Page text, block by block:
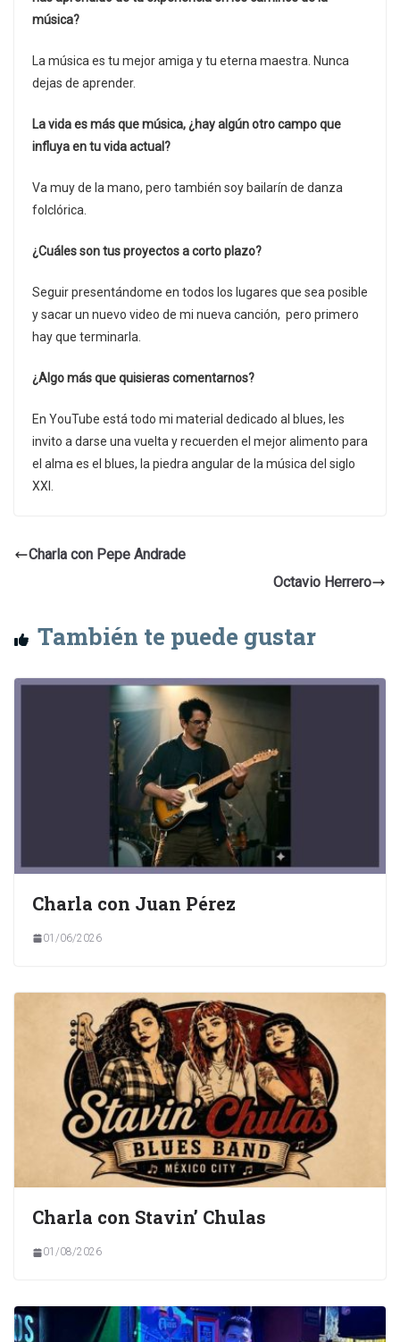
música?
La música es tu mejor amiga y tu eterna maestra. Nunca
dejas de aprender.
La vida es más que música, ¿hay algún otro campo que
influya en tu vida actual?
Va muy de la mano, pero también soy bailarín de danza
folclórica.
¿Cuáles son tus proyectos a corto plazo?
Seguir presentándome en todos los lugares que sea posible
y sacar un nuevo video de mi nueva canción, pero primero
hay que terminarla.
¿Algo más que quisieras comentarnos?
En YouTube está todo mi material dedicado al blues, les
invito a darse una vuelta y recuerden el mejor alimento para
el alma es el blues, la piedra angular de la música del siglo
XXI.
Charla con Pepe Andrade
Octavio Herrero
También te puede gustar
Charla con Juan Pérez
01/06/2026
Charla con Stavin’ Chulas
01/08/2026